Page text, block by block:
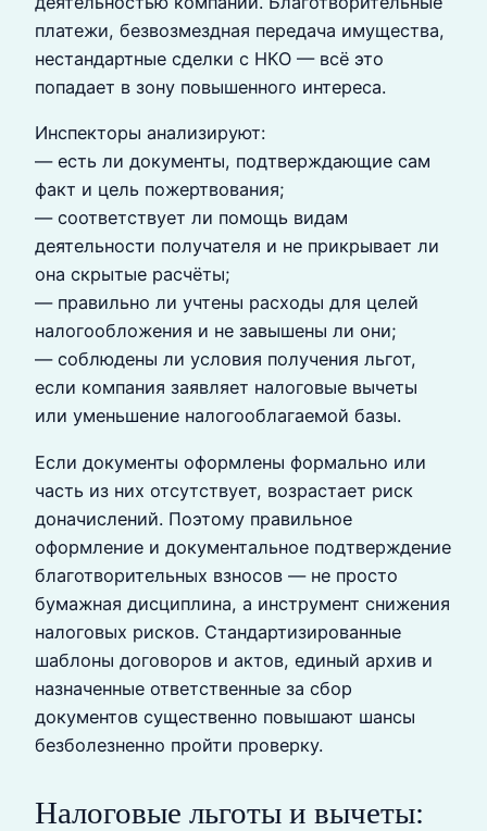
платежи, безвозмездная передача имущества,
нестандартные сделки с НКО — всё это
попадает в зону повышенного интереса.
Инспекторы анализируют:
— есть ли документы, подтверждающие сам
факт и цель пожертвования;
— соответствует ли помощь видам
деятельности получателя и не прикрывает ли
она скрытые расчёты;
— правильно ли учтены расходы для целей
налогообложения и не завышены ли они;
— соблюдены ли условия получения льгот,
если компания заявляет налоговые вычеты
или уменьшение налогооблагаемой базы.
Если документы оформлены формально или
часть из них отсутствует, возрастает риск
доначислений. Поэтому правильное
оформление и документальное подтверждение
благотворительных взносов — не просто
бумажная дисциплина, а инструмент снижения
налоговых рисков. Стандартизированные
шаблоны договоров и актов, единый архив и
назначенные ответственные за сбор
документов существенно повышают шансы
безболезненно пройти проверку.
Налоговые льготы и вычеты: